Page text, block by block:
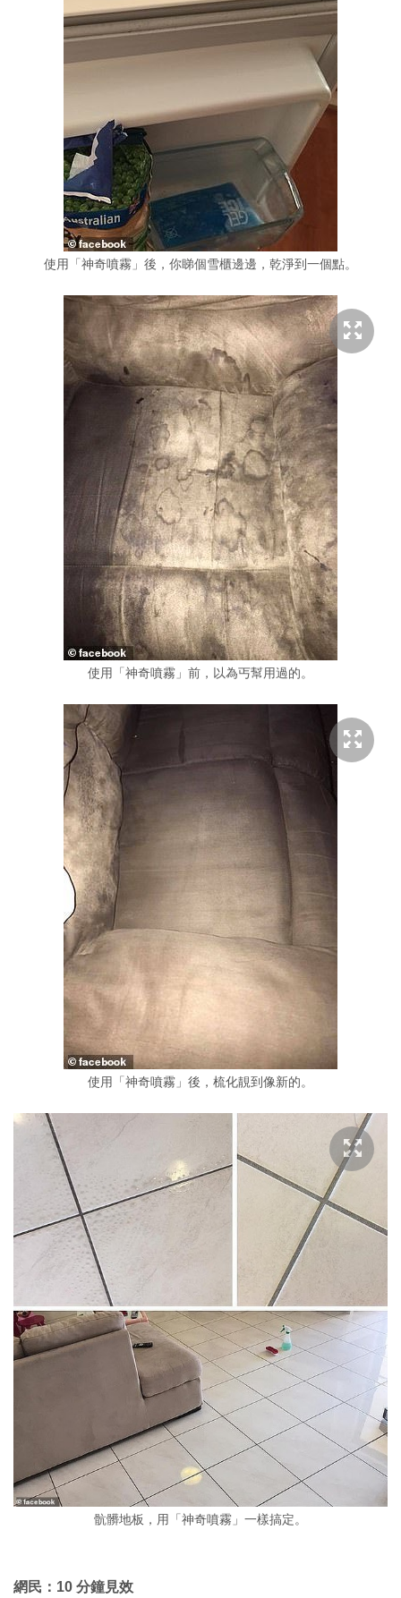
使用「神奇噴霧」後，你睇個雪櫃邊邊，乾淨到一個點。
使用「神奇噴霧」前，以為丐幫用過的。
使用「神奇噴霧」後，梳化靚到像新的。
骯髒地板，用「神奇噴霧」一樣搞定。
網民：10 分鐘見效